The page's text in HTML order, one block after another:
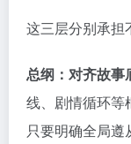
这三层分别承担
总纲：对齐故事
线、剧情循环等
只要明确全局